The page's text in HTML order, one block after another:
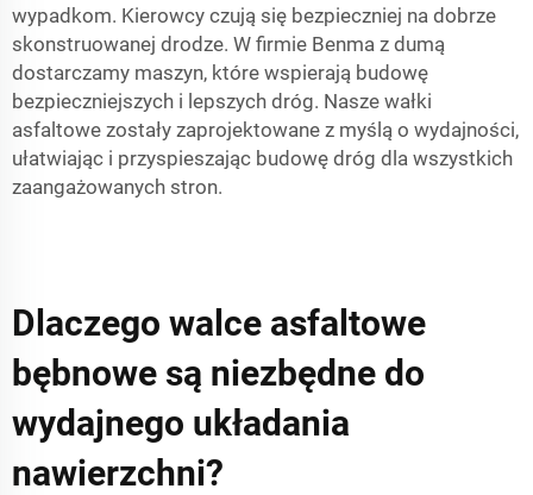
wypadkom. Kierowcy czują się bezpieczniej na dobrze
skonstruowanej drodze. W firmie Benma z dumą
dostarczamy maszyn, które wspierają budowę
bezpieczniejszych i lepszych dróg. Nasze wałki
asfaltowe zostały zaprojektowane z myślą o wydajności,
ułatwiając i przyspieszając budowę dróg dla wszystkich
zaangażowanych stron.
Dlaczego walce asfaltowe
bębnowe są niezbędne do
wydajnego układania
nawierzchni?